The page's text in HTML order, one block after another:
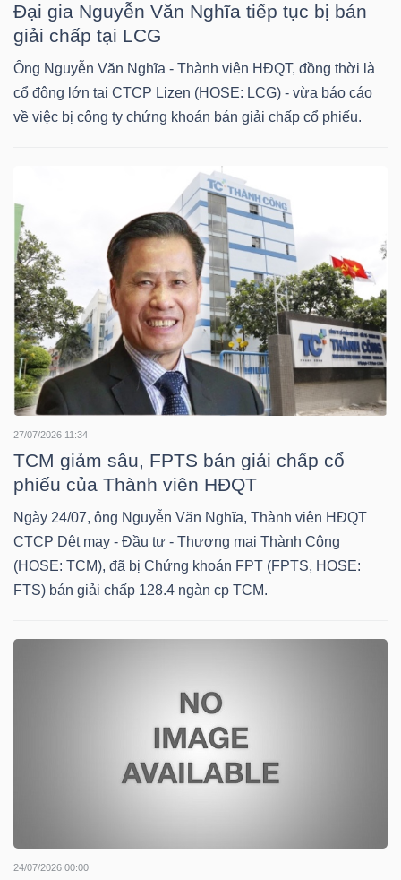
Đại gia Nguyễn Văn Nghĩa tiếp tục bị bán
giải chấp tại LCG
Ông Nguyễn Văn Nghĩa - Thành viên HĐQT, đồng thời là
cổ đông lớn tại CTCP Lizen (HOSE: LCG) - vừa báo cáo
về việc bị công ty chứng khoán bán giải chấp cổ phiếu.
27/07/2026 11:34
TCM giảm sâu, FPTS bán giải chấp cổ
phiếu của Thành viên HĐQT
Ngày 24/07, ông Nguyễn Văn Nghĩa, Thành viên HĐQT
CTCP Dệt may - Đầu tư - Thương mại Thành Công
(HOSE: TCM), đã bị Chứng khoán FPT (FPTS, HOSE:
FTS) bán giải chấp 128.4 ngàn cp TCM.
24/07/2026 00:00
TRUY
XUẤT
DỮ
LIỆU
VS-
SECTOR
NĂNG
LƯỢNG
NGUYÊN
VẬT
LIỆU
THIẾT